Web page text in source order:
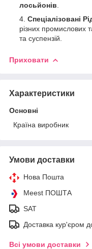
лосьйонів
Спеціалізовані
різних промислових
та суспензій.
Приховати
Характеристики
Основні
Країна виробник
Умови доставки
Нова Пошта
Meest ПОШТА
SAT
Доставка кур'єром
Всі умови доставки